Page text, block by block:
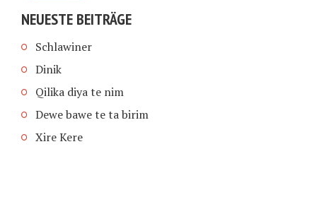
NEUESTE BEITRÄGE
Schlawiner
Dinik
Qilika diya te nim
Dewe bawe te ta birim
Xire Kere